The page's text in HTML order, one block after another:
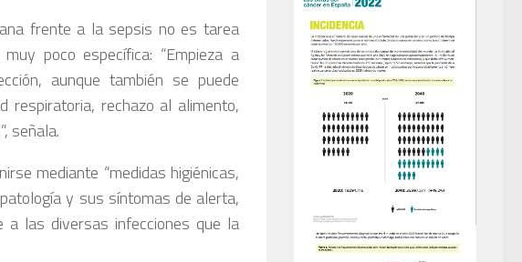
frente a la sepsis no es tarea
poco específica: “Empieza a
aunque también se puede
respiratoria, rechazo al alimento,
señala.
mediante “medidas higiénicas,
y sus síntomas de alerta,
a las diversas infecciones que la